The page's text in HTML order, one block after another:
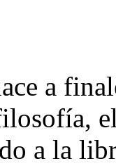
a
a la